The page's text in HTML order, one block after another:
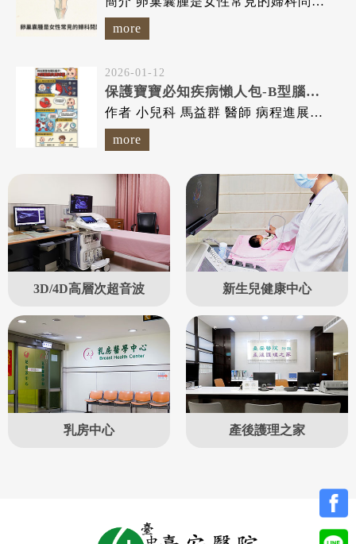
more
2026-01-12
保護寶寶必知疾病懶人包-B型腦膜炎雙球菌
作者 小兒科 馬益群 醫師 病程進展快，可能造成腦部永久性...
more
3D/4D高層次超音波 新生兒健康中心
乳房中心 產後護理之家